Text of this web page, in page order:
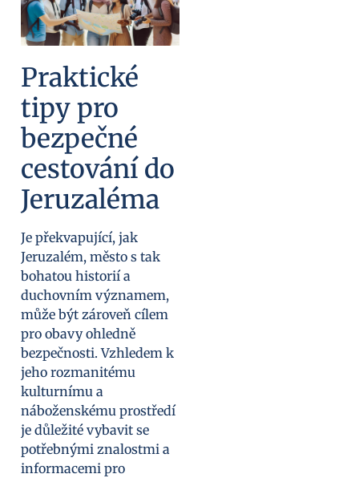
Praktické
tipy pro
bezpečné
cestování do
Jeruzaléma
Je překvapující, jak
Jeruzalém, město s tak
bohatou historií a
duchovním významem,
může být zároveň cílem
pro obavy ohledně
bezpečnosti. Vzhledem k
jeho rozmanitému
kulturnímu a
náboženskému prostředí
je důležité vybavit se
potřebnými znalostmi a
informacemi pro